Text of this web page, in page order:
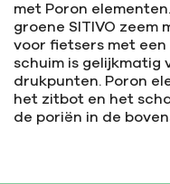
met Poron
groene SITIVO
voor fietsers met
schuim is
drukpunten. Poron
het zitbot en het
de poriën in de